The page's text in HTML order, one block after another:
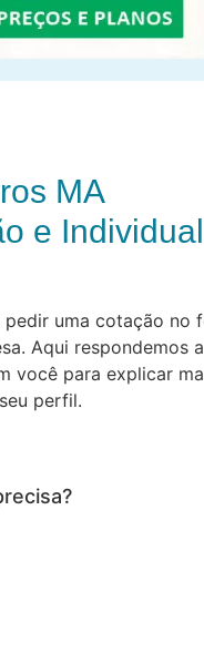
MA
e Individual
uma cotação no
Aqui respondemos
para explicar
perfil.